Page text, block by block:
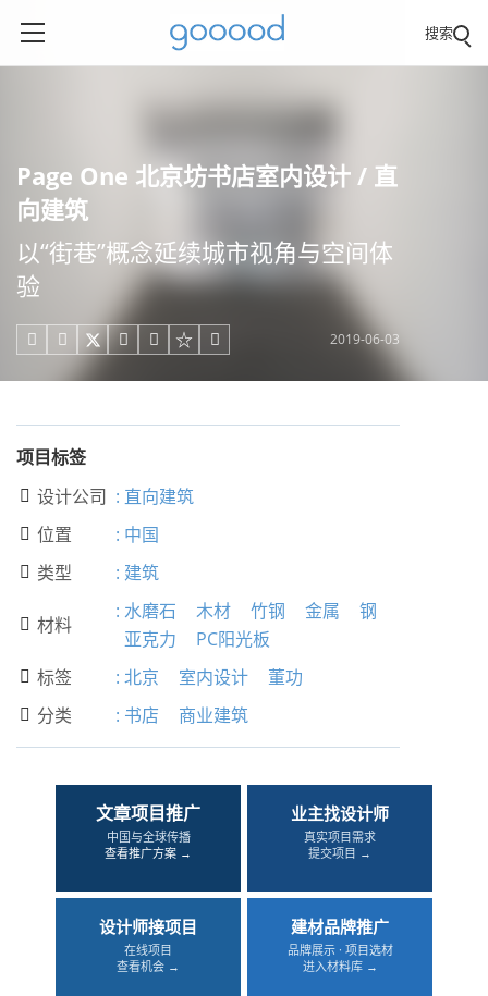
搜索
Page One 北京坊书店室内设计 / 直
向建筑
以“街巷”概念延续城市视角与空间体
验
     2019-06-03
项目标签
 设计公司 : 直向建筑
 位置 : 中国
 类型 : 建筑
 材料
: 水磨石 木材 竹钢 金属
钢
亚克力
PC阳光板
 标签 : 北京 室内设计 董功
 分类 : 书店 商业建筑
文章项目推广
中国与全球传播
查看推广方案 →
业主找设计师
真实项目需求
提交项目 →
设计师接项目
在线项目
查看机会 →
建材品牌推广
品牌展示 · 项目选材
进入材料库 →